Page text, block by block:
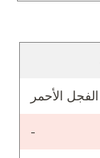
الفجل الأحمر
-